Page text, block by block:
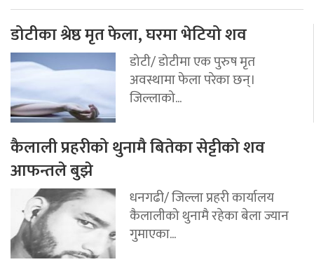
डोटीका श्रेष्ठ मृत फेला, घरमा भेटियो शव
डोटी/ डोटीमा एक पुरुष मृत
अवस्थामा फेला परेका छन्।
जिल्लाको...
कैलाली प्रहरीको थुनामै बितेका सेट्टीको शव
आफन्तले बुझे
धनगढी/ जिल्ला प्रहरी कार्यालय
कैलालीको थुनामै रहेका बेला ज्यान
गुमाएका...